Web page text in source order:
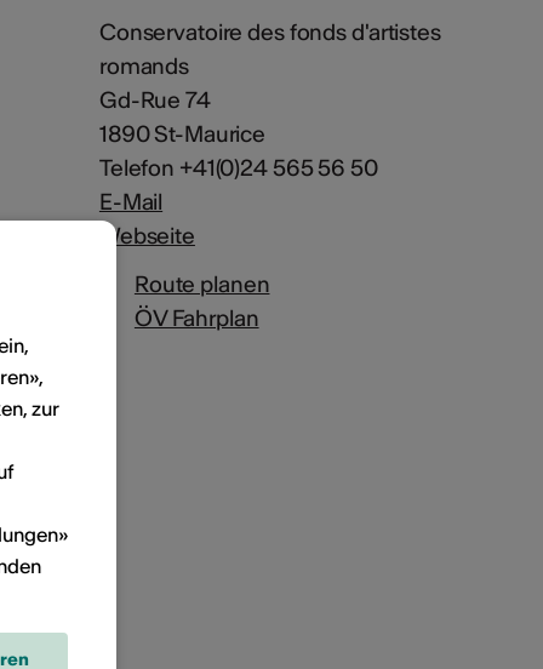
Conservatoire des fonds d'artistes
romands
Gd-Rue 74
1890 St-Maurice
Telefon +41(0)24 565 56 50
E-Mail
Webseite
Route planen
ÖV Fahrplan
zur